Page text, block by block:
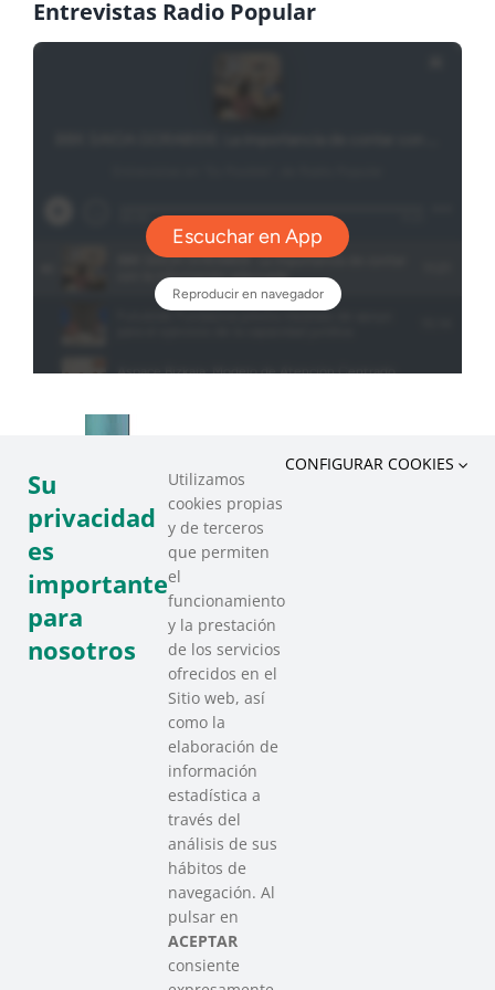
Entrevistas Radio Popular
SAREEN SAREA
Asociación que agrupa a las redes
del Tercer Sector Social en Euskadi
Su
privacidad
es
importante
para
nosotros
Utilizamos
cookies propias
y de terceros
que permiten
el
funcionamiento
y la prestación
de los servicios
ofrecidos en el
Sitio web, así
como la
elaboración de
información
estadística a
través del
análisis de sus
hábitos de
navegación. Al
pulsar en
ACEPTAR
consiente
CONFIGURAR COOKIES